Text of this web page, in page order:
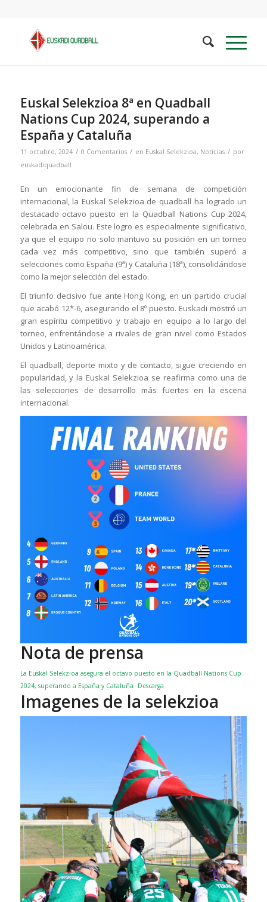
Euskal Selekzioa 8ª en Quadball
Nations Cup 2024, superando a
España y Cataluña
11 octubre, 2024 / 0 Comentarios / en Euskal Selekzioa, Noticias / por
euskadiquadball
En un emocionante fin de semana de competición
internacional, la Euskal Selekzioa de quadball ha logrado un
destacado octavo puesto en la Quadball Nations Cup 2024,
celebrada en Salou. Este logro es especialmente significativo,
ya que el equipo no solo mantuvo su posición en un torneo
cada vez más competitivo, sino que también superó a
selecciones como España (9ª) y Cataluña (18ª), consolidándose
como la mejor selección del estado.
El triunfo decisivo fue ante Hong Kong, en un partido crucial
que acabó 12*-6, asegurando el 8º puesto. Euskadi mostró un
gran espíritu competitivo y trabajo en equipo a lo largo del
torneo, enfrentándose a rivales de gran nivel como Estados
Unidos y Latinoamérica.
El quadball, deporte mixto y de contacto, sigue creciendo en
popularidad, y la Euskal Selekzioa se reafirma como una de
las selecciones de desarrollo más fuertes en la escena
internacional.
Nota de prensa
La Euskal Selekzioa asegura el octavo puesto en la Quadball Nations Cup
2024, superando a España y Cataluña
Descarga
Imagenes de la selekzioa